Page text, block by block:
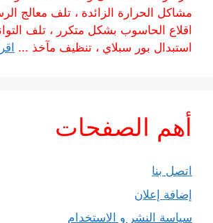
مشاكل الحرارة الزائدة ، تلف معالج
اقلاع الحاسوب بشكل متكرر ، تلف
استبدال بور سبلاي ، تنظيف مآخذ ...
أهم الصفحات
اتصل بنا
إضافة إعلان
سياسة النشر و الاستخدام